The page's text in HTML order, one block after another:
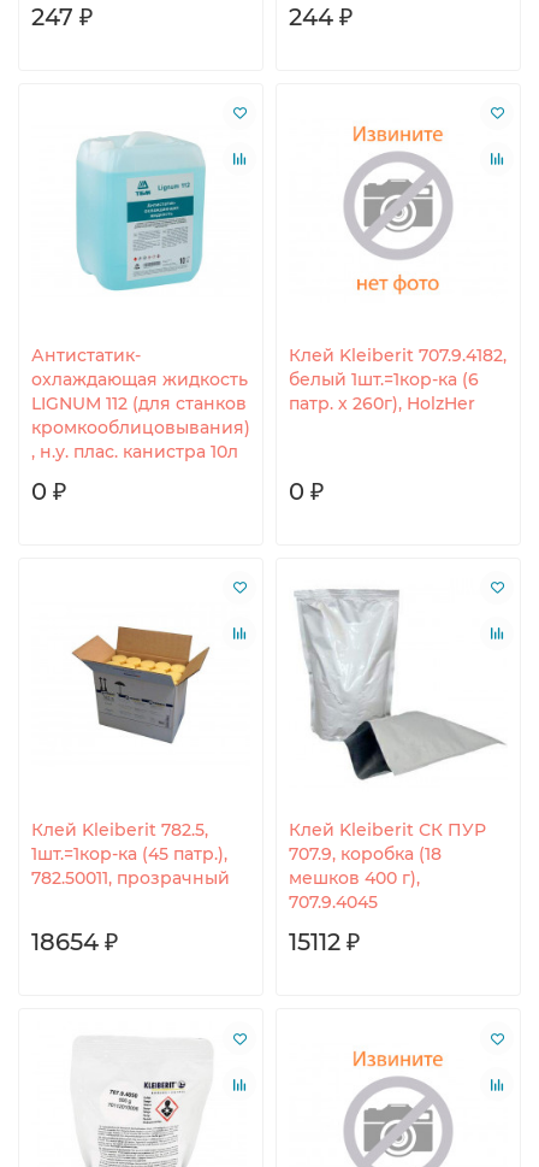
247 ₽ 244 ₽
Антистатик-
охлаждающая жидкость
LIGNUM 112 (для станков
кромкооблицовывания)
, н.у. плас. канистра 10л
0 ₽
Клей Kleiberit 707.9.4182,
белый 1шт.=1кор-ка (6
патр. х 260г), HolzHer
0 ₽
Клей Kleiberit 782.5,
1шт.=1кор-ка (45 патр.),
782.50011, прозрачный
18654 ₽
Клей Kleiberit СК ПУР
707.9, коробка (18
мешков 400 г),
707.9.4045
15112 ₽